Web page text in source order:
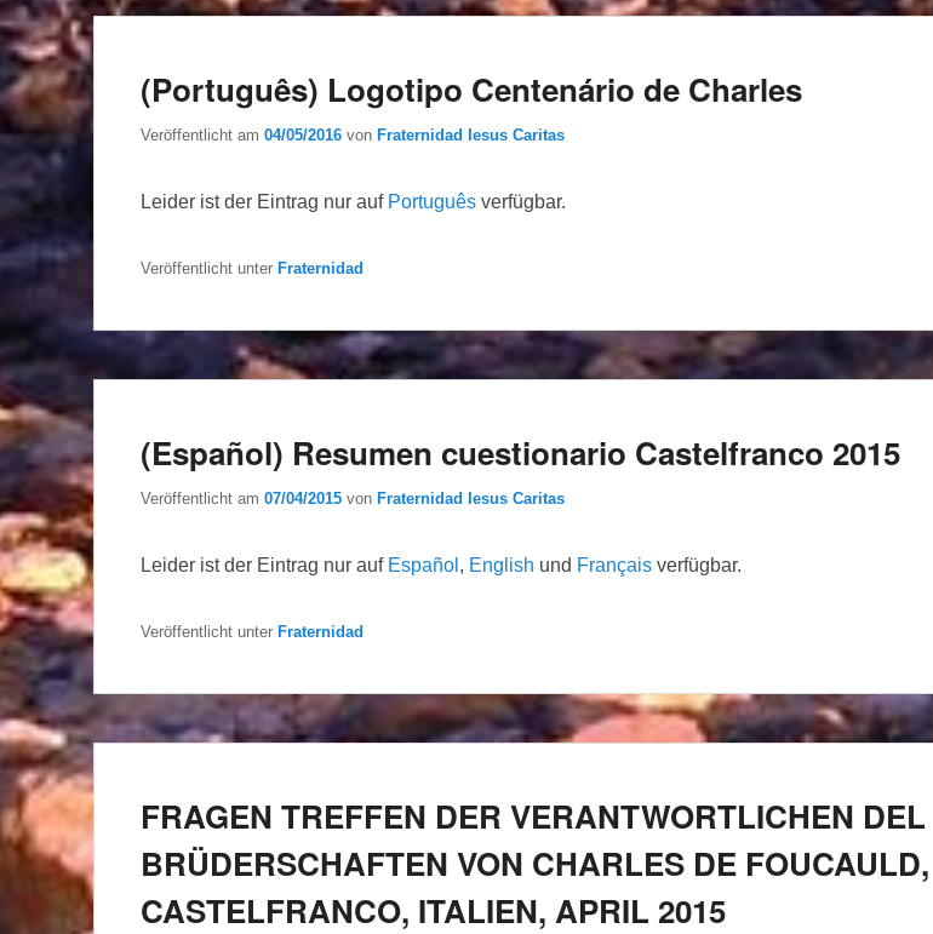
(Português) Logotipo Centenário de Charles
Veröffentlicht am 04/05/2016 von Fraternidad Iesus Caritas
Leider ist der Eintrag nur auf Português verfügbar.
Veröffentlicht unter Fraternidad
(Español) Resumen cuestionario Castelfranco 2015
Veröffentlicht am 07/04/2015 von Fraternidad Iesus Caritas
Leider ist der Eintrag nur auf Español , English und Français verfügbar.
Veröffentlicht unter Fraternidad
FRAGEN TREFFEN DER VERANTWORTLICHEN DEL
BRÜDERSCHAFTEN VON CHARLES DE FOUCAULD,
CASTELFRANCO, ITALIEN, APRIL 2015